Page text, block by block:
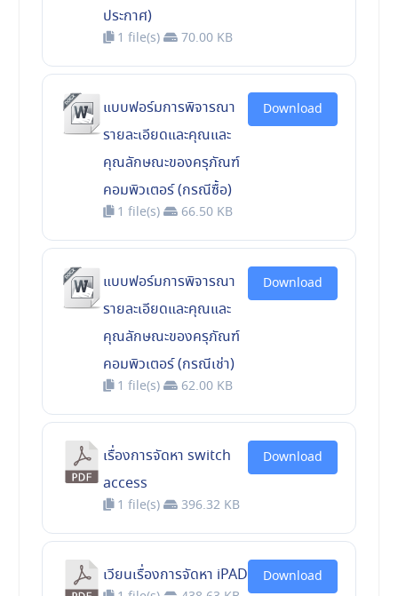
ประกาศ)
1 file(s) 70.00 KB
แบบฟอร์มการพิจารณา
รายละเอียดและคุณและ
คุณลักษณะของครุภัณฑ์
คอมพิวเตอร์ (กรณีซื้อ)
1 file(s) 66.50 KB
Download
แบบฟอร์มการพิจารณา
รายละเอียดและคุณและ
คุณลักษณะของครุภัณฑ์
คอมพิวเตอร์ (กรณีเช่า)
1 file(s) 62.00 KB
Download
เรื่องการจัดหา switch
access
1 file(s) 396.32 KB
Download
เวียนเรื่องการจัดหา iPAD Download